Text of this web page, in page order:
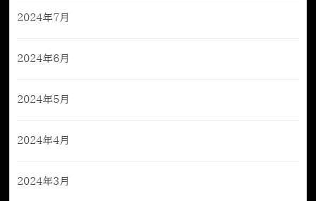
2024年7月
2024年6月
2024年5月
2024年4月
2024年3月